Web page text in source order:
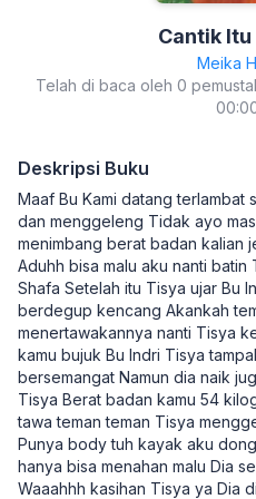
Cantik
Meika
Telah di baca oleh 0
Deskripsi Buku
Maaf Bu Kami datang terlambat
dan menggeleng Tidak ayo
menimbang berat badan kalian
Aduhh bisa malu aku nanti
Shafa Setelah itu Tisya ujar Bu
berdegup kencang Akankah
menertawakannya nanti Tisya
kamu bujuk Bu Indri Tisya
bersemangat Namun dia naik
Tisya Berat badan kamu 54
tawa teman teman Tisya
Punya body tuh kayak aku
hanya bisa menahan malu Dia
Waaahhh kasihan Tisya ya Dia